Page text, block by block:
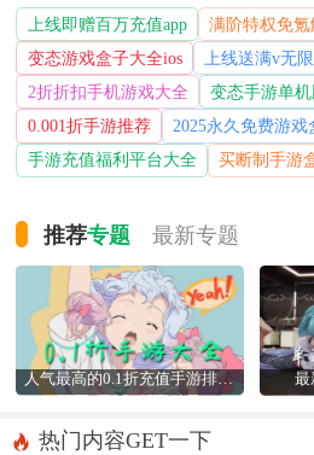
上线即赠百万充值app
满阶特权免氪
变态游戏盒子大全ios
上线送满v无
2折折扣手机游戏大全
变态手游单机
0.001折手游推荐
2025永久免费游戏
手游充值福利平台大全
买断制手游
推荐专题 最新专题
人气最高的0.1折充值手游排行榜 最
热门内容GET一下